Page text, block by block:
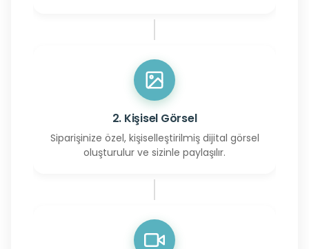
2. Kişisel Görsel
Siparişinize özel, kişiselleştirilmiş dijital görsel
oluşturulur ve sizinle paylaşılır.